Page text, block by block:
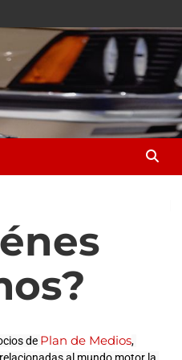
para el sector automotriz
de Plan de Medios,